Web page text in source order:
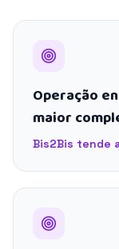
Operação
maior
Bis2Bis tende